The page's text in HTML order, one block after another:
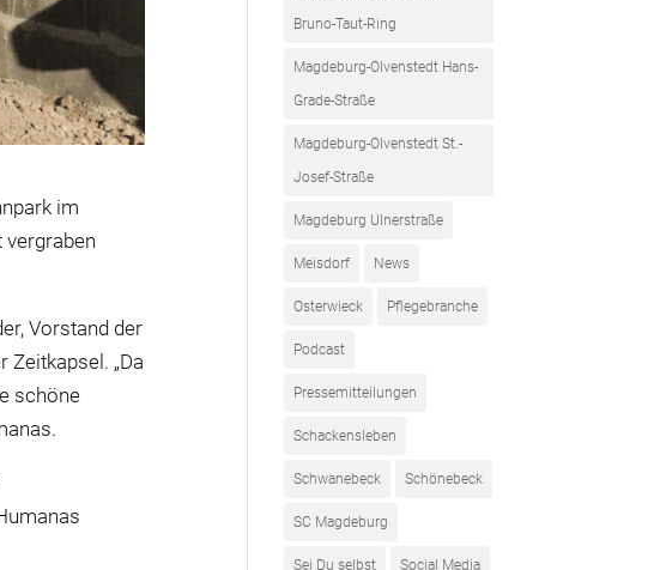
im
Vorstand der
Zeitkapsel. „Da
schöne
Bruno-Taut-Ring
Magdeburg-Olvenstedt Hans-
Grade-Straße
Magdeburg-Olvenstedt St.-
Josef-Straße
Magdeburg Ulnerstraße
Meisdorf News
Osterwieck Pflegebranche
Podcast
Pressemitteilungen
Schackensleben
Schwanebeck Schönebeck
SC Magdeburg
Sei Du selbst Social Media